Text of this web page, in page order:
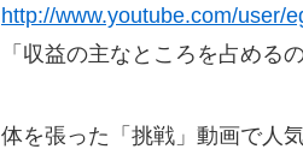
http://www.youtube.com/user/
「収益の主なところを占める
体を張った「挑戦」動画で人